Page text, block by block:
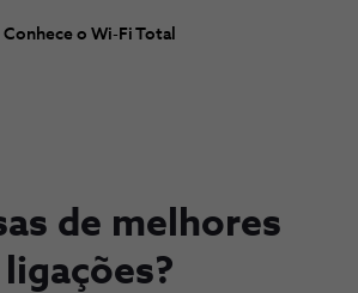
Conhece o Wi-Fi Total
de melhores
ligações?